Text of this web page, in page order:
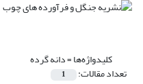
کلیدواژه‌ها =دانه‌‌ گرده
تعداد مقالات: 1